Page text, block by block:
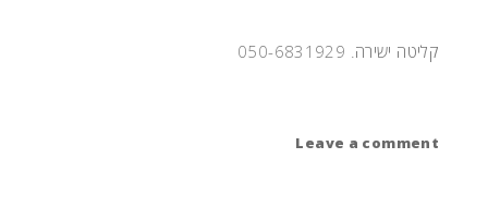
קליטה ישירה. 050-6831929
Leave a comment